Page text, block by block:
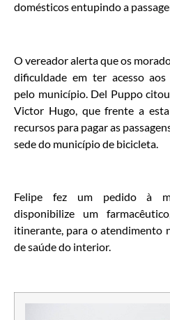
domésticos entupindo a
O vereador alerta que os
dificuldade em ter acesso
pelo município. Del Puppo
Victor Hugo, que frente a
recursos para pagar as
sede do município de bicicleta.
Felipe fez um pedido à
disponibilize um
itinerante, para o atendimento
de saúde do interior.